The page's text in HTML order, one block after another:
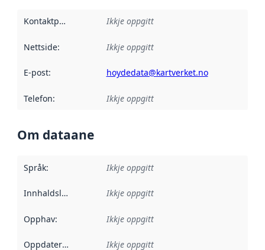
Kontaktpunkt Ikkje oppgitt
Nettside: Ikkje oppgitt
E-post: hoydedata@kartverket.no
Telefon: Ikkje oppgitt
Om dataane
Språk: Ikkje oppgitt
Innhaldsleverandørar :
Ikkje oppgitt
Opphav: Ikkje oppgitt
Oppdateringsfrekvens :
Ikkje oppgitt